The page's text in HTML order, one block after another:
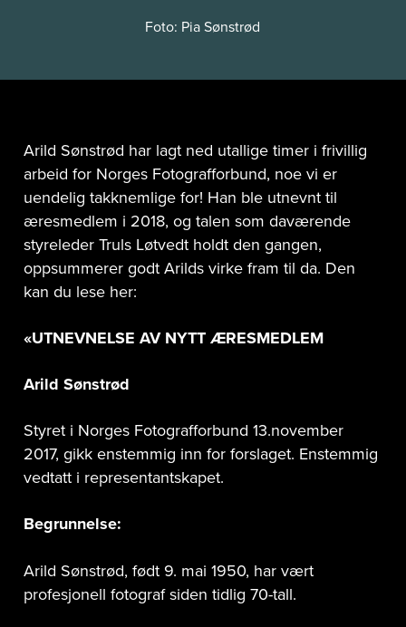
Foto: Pia Sønstrød
Arild Sønstrød har lagt ned utallige timer i frivillig
arbeid for Norges Fotografforbund, noe vi er
uendelig takknemlige for! Han ble utnevnt til
æresmedlem i 2018, og talen som daværende
styreleder Truls Løtvedt holdt den gangen,
oppsummerer godt Arilds virke fram til da. Den
kan du lese her:
«UTNEVNELSE AV NYTT ÆRESMEDLEM
Arild Sønstrød
Styret i Norges Fotografforbund 13.november
2017, gikk enstemmig inn for forslaget. Enstemmig
vedtatt i representantskapet.
Begrunnelse:
Arild Sønstrød, født 9. mai 1950, har vært
profesjonell fotograf siden tidlig 70-tall.